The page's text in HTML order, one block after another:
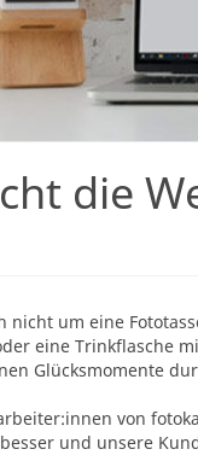
die
nicht um eine
eine Trinkflasche
Glücksmomente
von
und unsere